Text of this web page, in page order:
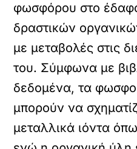
φωσφόρου στο
δραστικών
με μεταβολές στις
του. Σύμφωνα με
δεδομένα, τα
μπορούν να
μεταλλικά ιόντα